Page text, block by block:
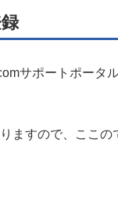
サポートポータ
ますので、ここ